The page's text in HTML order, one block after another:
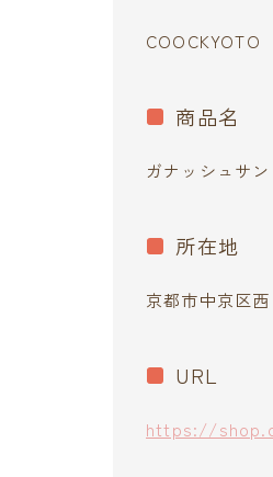
COOCKYOTO
商品名
ガナッシュサ
所在地
京都市中京区
URL
https://